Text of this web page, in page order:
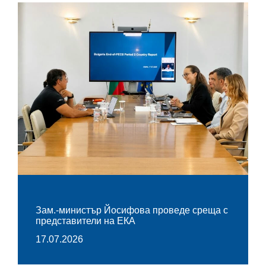
Зам.-министър Йосифова проведе среща с
представители на ЕКА
17.07.2026